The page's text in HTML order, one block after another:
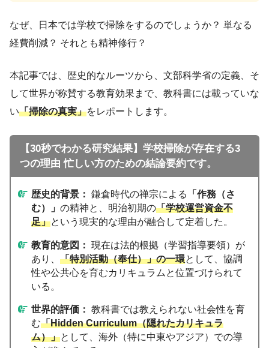
なぜ、日本では学校で掃除をするのでしょうか？ 単なる
経費削減？ それとも精神修行？
本記事では、歴史的なルーツから、文部科学省の定義、そ
して世界が称賛する教育効果まで、教科書には載っていな
い「掃除の真実」をレポートします。
【30秒でわかる研究結果】学校掃除が存在する3
つの理由 忙しい方のための結論要約です。
歴史的背景： 鎌倉時代の禅宗による
「作務（さ
む）」の精神と、明治初期の「学校運営資金不
足」という現実的な理由が融合して定着した。
教育的意図： 現在は法的根拠（学習指導要領）が
あり、「特別活動（奉仕）」の一環として、協調
性や公共心を育むカリキュラムと位置づけられて
いる。
世界的評価： 教科書では教えられない社会性を育
む「Hidden Curriculum（隠れたカリキュラ
ム）」として、海外（特に中東やアジア）での導